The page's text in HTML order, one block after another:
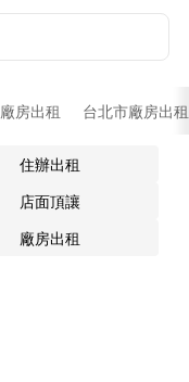
房出租 台北市廠房出租
住辦出租
店面頂讓
廠房出租